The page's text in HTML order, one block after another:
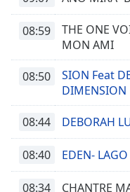
08:59
THE ONE
MON AMI
08:50
SION Feat
DIMENSION
08:44 DEBORAH
08:40 EDEN- LAGO
08:34 CHANTRE